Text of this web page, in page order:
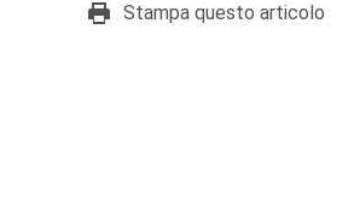
Stampa questo articolo